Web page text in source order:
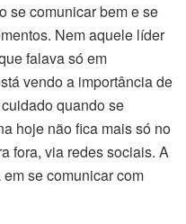
se comunicar bem e se
Nem aquele líder
falava só em
vendo a importância de
quando se
hoje não fica mais só no
fora, via redes sociais. A
se comunicar com